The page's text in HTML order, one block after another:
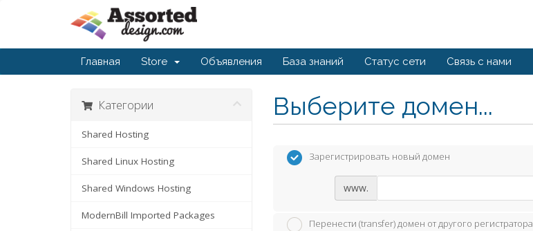
Главная Store Объявления База знаний Статус сети Связь с нами
Выберите домен...
Категории
Shared Hosting
Shared Linux Hosting
Shared Windows Hosting
ModernBill Imported Packages
Зарегистрировать новый домен
www.
Перенести (transfer) домен от другого регистратора